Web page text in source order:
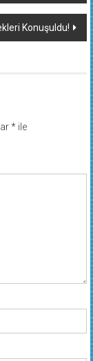
Konuşuldu!
*ile